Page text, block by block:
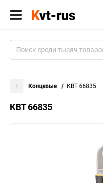
Концевые КВТ 66835
КВТ 66835